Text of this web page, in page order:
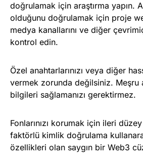
doğrulamak için araştırma yapın.
olduğunu doğrulamak için proje
medya kanallarını ve diğer
kontrol edin.
Özel anahtarlarınızı veya diğer
vermek zorunda değilsiniz. Meşru
bilgileri sağlamanızı gerektirmez.
Fonlarınızı korumak için ileri
faktörlü kimlik doğrulama
özellikleri olan saygın bir Web3